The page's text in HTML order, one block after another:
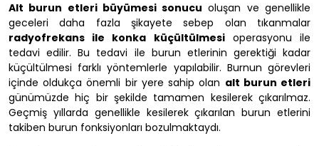
Alt burun etleri büyümesi sonucu oluşan ve genellikle
geceleri daha fazla şikayete sebep olan tıkanmalar
radyofrekans ile konka küçültülmesioperasyonu ile
tedavi edilir. Bu tedavi ile burun etlerinin gerektiği kadar
küçültülmesi farklı yöntemlerle yapılabilir. Burnun görevleri
içinde oldukça önemli bir yere sahip olan alt burun etleri
günümüzde hiç bir şekilde tamamen kesilerek çıkarılmaz.
Geçmiş yıllarda genellikle kesilerek çıkarılan burun etlerini
takiben burun fonksiyonları bozulmaktaydı.